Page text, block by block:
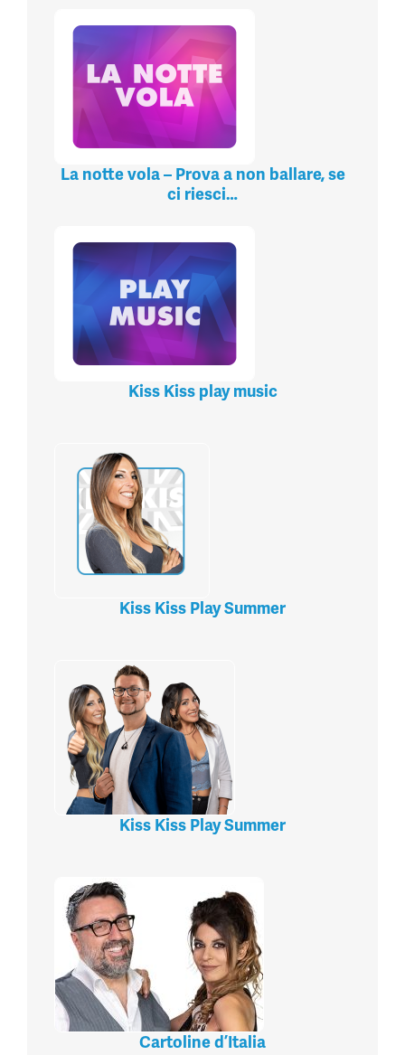
La notte vola – Prova a non ballare, se
ci riesci…
Kiss Kiss play music
Kiss Kiss Play Summer
Kiss Kiss Play Summer
Cartoline d’Italia